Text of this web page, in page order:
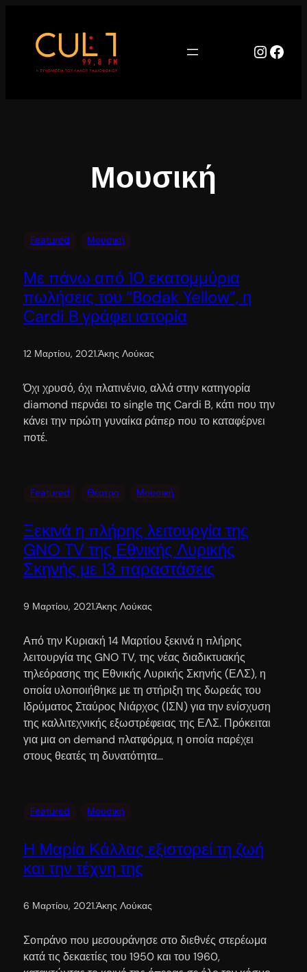
περιεχόμενο
Μουσική
Featured Μουσική
Με πάνω από 10 εκατομμύρια
πωλήσεις του “Bodak Yellow”, η
Cardi B γράφει ιστορία
12 Μαρτίου, 2021.Άκης Λούκας
Όχι χρυσό, όχι πλατινένιο, αλλά στην κατηγορία
diamond περνάει το single της Cardi B, κάτι που την
κάνει την πρώτη γυναίκα ράπερ που το καταφέρνει
ποτέ.
Featured Θέατρο Μουσική
Ξεκινά η πλήρης λειτουργία της
GNO TV της Εθνικής Λυρικής
Σκηνής με 13 παραστάσεις
9 Μαρτίου, 2021.Άκης Λούκας
Από την Κυριακή 14 Μαρτίου ξεκινά η πλήρης
λειτουργία της GNO TV, της νέας διαδικτυακής
τηλεόρασης της Εθνικής Λυρικής Σκηνής (ΕΛΣ), η
οποία υλοποιήθηκε με τη στήριξη της δωρεάς του
Ιδρύματος Σταύρος Νιάρχος (ΙΣΝ) για την ενίσχυση
της καλλιτεχνικής εξωστρέφειας της ΕΛΣ. Πρόκειται
για μια on demand πλατφόρμα, η οποία παρέχει
στους θεατές τη δυνατότητα…
Featured Μουσική
Η Μαρία Κάλλας εξιστορεί τη ζωή
και την τέχνη της
6 Μαρτίου, 2021.Άκης Λούκας
Σοπράνο που μεσουράνησε στο διεθνές στερέωμα
κατά τις δεκαετίες του 1950 και του 1960,